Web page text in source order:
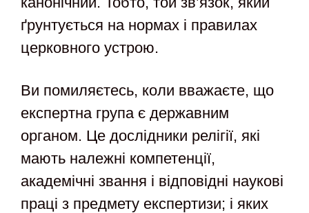
ґрунтується на нормах і правилах
церковного устрою.
Ви помиляєтесь, коли вважаєте, що
експертна група є державним
органом. Це дослідники релігії, які
мають належні компетенції,
академічні звання і відповідні наукові
праці з предмету експертизи; і яких